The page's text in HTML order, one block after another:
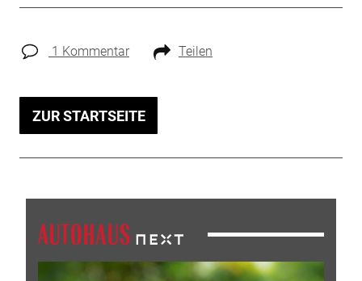
1 Kommentar Teilen
ZUR STARTSEITE